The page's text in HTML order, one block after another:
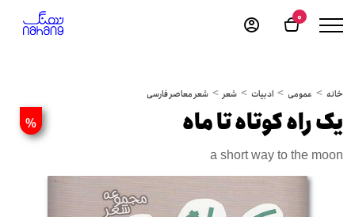
0
خانه عمومی ادبیات شعر شعر معاصر فارسی
% یک راه کوتاه تا ماه
a short way to the moon